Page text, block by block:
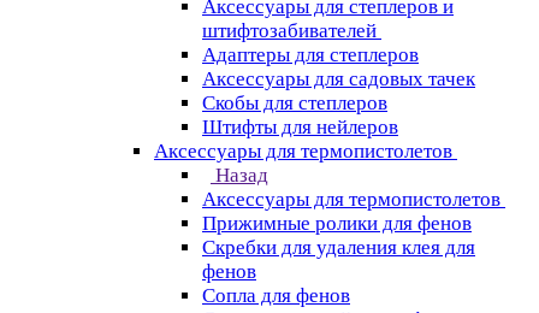
Аксессуары для степлеров и
штифтозабивателей
Адаптеры для степлеров
Аксессуары для садовых тачек
Скобы для степлеров
Штифты для нейлеров
Аксессуары для термопистолетов
Назад
Аксессуары для термопистолетов
Прижимные ролики для фенов
Скребки для удаления клея для
фенов
Сопла для фенов